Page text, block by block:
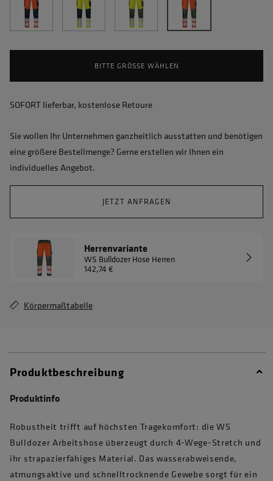
BITTE GRÖSSE WÄHLEN
SOFORT lieferbar, kostenlose Retoure
Sie wollen Ihr Unternehmen ganzheitlich ausstatten und benötigen
eine größere Bestellmenge? Gerne erstellen wir Ihnen ein
individuelles Angebot.
JETZT ANFRAGEN
Herrenvariante
WS Bulldozer Hose Herren
142,74 €
Körpermaßtabelle
Produktbeschreibung
Produktinfo
Robustheit trifft auf höchsten Tragekomfort: die WS
Bulldozer Arbeitshose überzeugt durch 4-Wege-Stretch und
ihr strapazierfähiges Material. Das wasserabweisende,
atmungsaktive und schnelltrocknende Gewebe sorgt für ein